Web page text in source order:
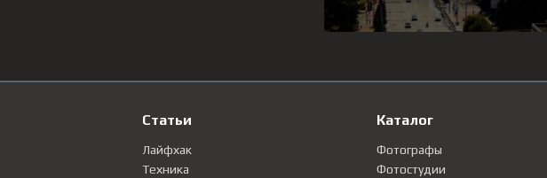
Статьи
Лайфхак
Техника
Каталог
Фотографы
Фотостудии